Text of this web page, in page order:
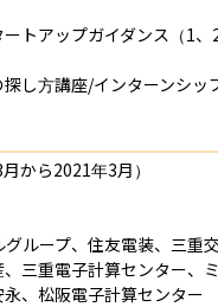
トアップガイダンス（1、
し方講座/インターンシッ
から2021年3月）
ループ、住友電装、三重
三重電子計算センター、
、松阪電子計算センター